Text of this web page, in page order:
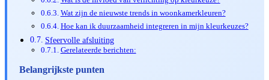
Wat zijn de nieuwste trends in woonkamerkleuren?
Hoe kan ik duurzaamheid integreren in mijn kleurkeuzes?
Sfeervolle afsluiting
Gerelateerde berichten:
Belangrijkste punten